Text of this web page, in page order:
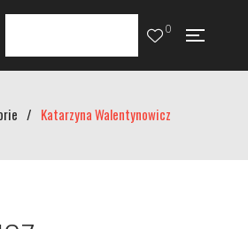
0
/ Katarzyna Walentynowicz